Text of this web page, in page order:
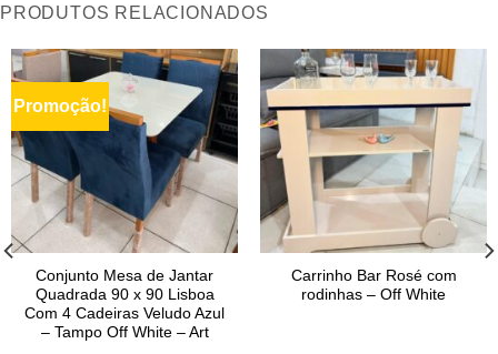
PRODUTOS RELACIONADOS
Promoção!
Conjunto Mesa de Jantar
Quadrada 90 x 90 Lisboa
Com 4 Cadeiras Veludo Azul
– Tampo Off White – Art
Carrinho Bar Rosé com
rodinhas – Off White